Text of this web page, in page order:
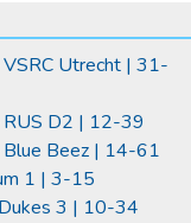
Utrecht | 31-
D2 | 12-39
Beez | 14-61
1 | 3-15
3 | 10-34